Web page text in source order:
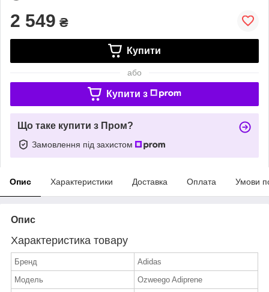
2 549 ₴
Купити
або
Купити з
Що таке купити з Пром?
Замовлення під захистом
Опис Характеристики Доставка Оплата Умови
Опис
Характеристика товару
Бренд
Adidas
Модель
Ozweego Adiprene